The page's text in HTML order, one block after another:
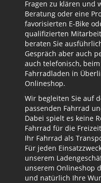
Fragen zu klären und
Beratung oder eine
favorisierten E-Bike
qualifizierten
beraten Sie
Gespräch aber auch
auch telefonisch,
Fahrradladen in
Onlineshop.
Wir begleiten Sie auf
passenden Fahrrad
Dabei spielt es keine
Fahrrad für die
Ihr Fahrrad als
Für jeden
unserem
unserem Onlineshop
und natürlich Ihre